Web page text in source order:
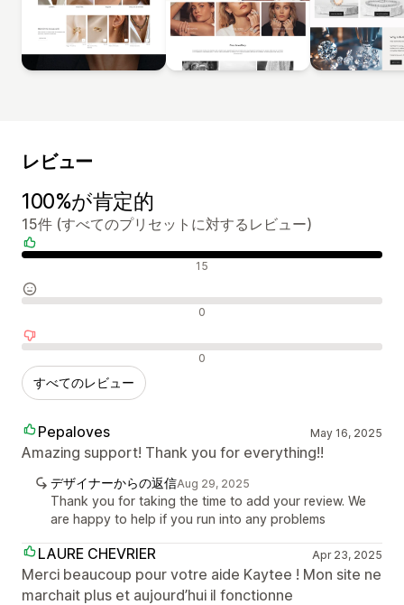
レビュー
100%が肯定的
15件 (すべてのプリセットに対するレビュー)
肯定的なレビュー 15
中間的なレビュー 0
否定的なレビュー 0
すべてのレビュー
Pepaloves May 16, 2025
Amazing support! Thank you for everything!!
デザイナーからの返信Aug 29, 2025
Thank you for taking the time to add your review. We
are happy to help if you run into any problems
LAURE CHEVRIER Apr 23, 2025
Merci beaucoup pour votre aide Kaytee ! Mon site ne
marchait plus et aujourd’hui il fonctionne